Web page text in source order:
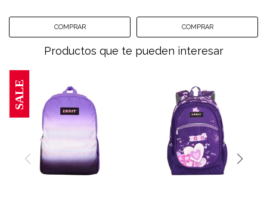
Productos que te pueden interesar